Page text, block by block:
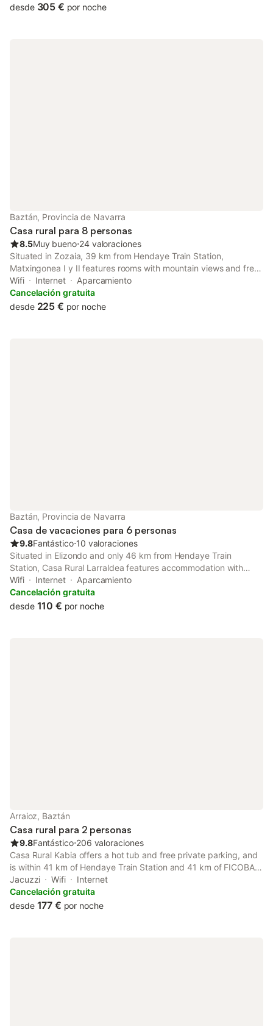
desde 305 € por noche
Baztán, Provincia de Navarra
Casa rural para 8 personas
8.5Muy bueno⋅24 valoraciones
Situated in Zozaia, 39 km from Hendaye Train Station,
Matxingonea I y II features rooms with mountain views and free
WiFi. The property has quiet street views and is 39 km from
FICOBA and 40 km from Pamplona Catedral.
Wifi Internet
Aparcamiento
Cancelación gratuita
desde 225 € por noche
Baztán, Provincia de Navarra
Casa de vacaciones para 6 personas
9.8Fantástico⋅10 valoraciones
Situated in Elizondo and only 46 km from Hendaye Train
Station, Casa Rural Larraldea features accommodation with
garden views, free WiFi and free private parking.
Wifi Internet
Aparcamiento
Cancelación gratuita
desde 110 € por noche
Arraioz, Baztán
Casa rural para 2 personas
9.8Fantástico⋅206 valoraciones
Casa Rural Kabia offers a hot tub and free private parking, and
is within 41 km of Hendaye Train Station and 41 km of FICOBA.
The property features mountain views and is 46 km from
Pamplona Catedral and 49 km from Saint Jean de Luz Train
Station.
Jacuzzi Wifi
Internet
Cancelación gratuita
desde 177 € por noche